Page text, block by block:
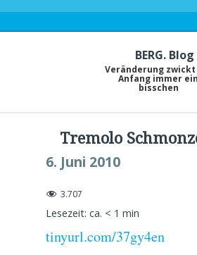
BERG. Blog
Veränderung zwickt
Anfang immer ein
bisschen
Tremolo
6. Juni 2010
3.707
Lesezeit: ca. < 1 min
tinyurl.com/37gy4en